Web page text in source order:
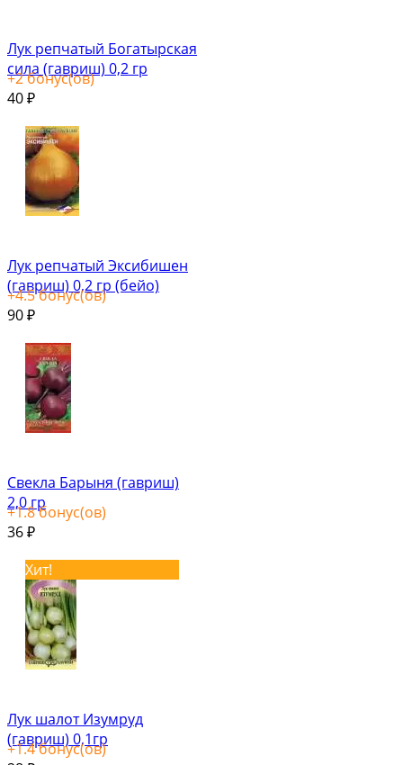
Лук репчатый Богатырская
сила (гавриш) 0,2 гр
+2бонус(ов)
40 ₽
Лук репчатый Эксибишен
(гавриш) 0,2 гр (бейо)
+4.5бонус(ов)
90 ₽
Свекла Барыня (гавриш)
2,0 гр
+1.8бонус(ов)
36 ₽
Хит!
Лук шалот Изумруд
(гавриш) 0,1гр
+1.4бонус(ов)